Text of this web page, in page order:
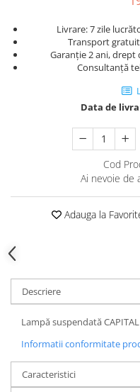
Livrare: 7 zile
Transport
Garanție 2 ani,
Consultanță
Data de
Cod
Ai nevoie de
Adauga la
Descriere
Lampă suspendată
Informatii conformitate
Caracteristici